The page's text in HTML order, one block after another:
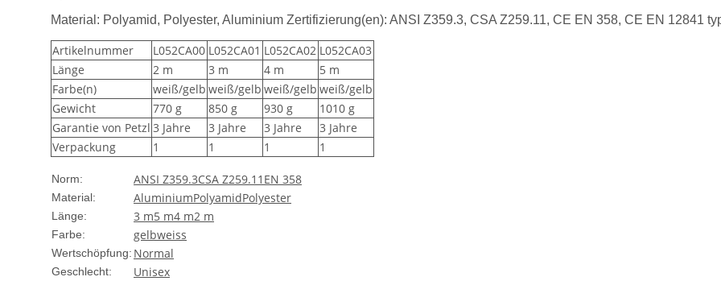
Material: Polyamid, Polyester, Aluminium Zertifizierung(en): ANSI Z359.3, CSA Z259.11, CE EN 358, CE EN 12841
Artikelnummer L052CA00 L052CA01 L052CA02 L052CA03
Länge
2 m 3 m 4 m
5 m
Farbe(n)
weiß/gelb weiß/gelb weiß/gelb weiß/gelb
Gewicht
770 g 850 g 930 g
1010 g
Garantie von Petzl 3 Jahre 3 Jahre 3 Jahre
3 Jahre
Verpackung
1 1 1 1
Norm: ANSI Z359.3CSA Z259.11 EN 358
Material: AluminiumPolyamidPolyester
Länge: 3 m5 m4 m2 m
Farbe: gelbweiss
Wertschöpfung: Normal
Geschlecht: Unisex